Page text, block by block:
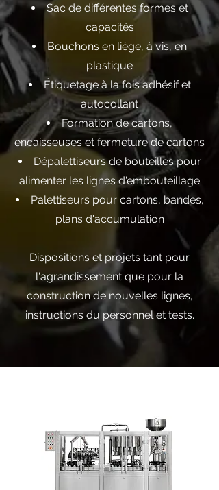
Sac de différentes formes et
capacités
Bouchons en liège, à vis, en
plastique
Étiquetage à la fois adhésif et
autocollant
Formation de cartons,
encaisseuses et fermeture de cartons
Dépalettiseurs de bouteilles pour
alimenter les lignes d'embouteillage
Palettiseurs pour cartons, bandes,
plans d'accumulation
Dispositions et projets tant pour
l'agrandissement que pour la
construction de nouvelles lignes,
instructions du personnel et tests.